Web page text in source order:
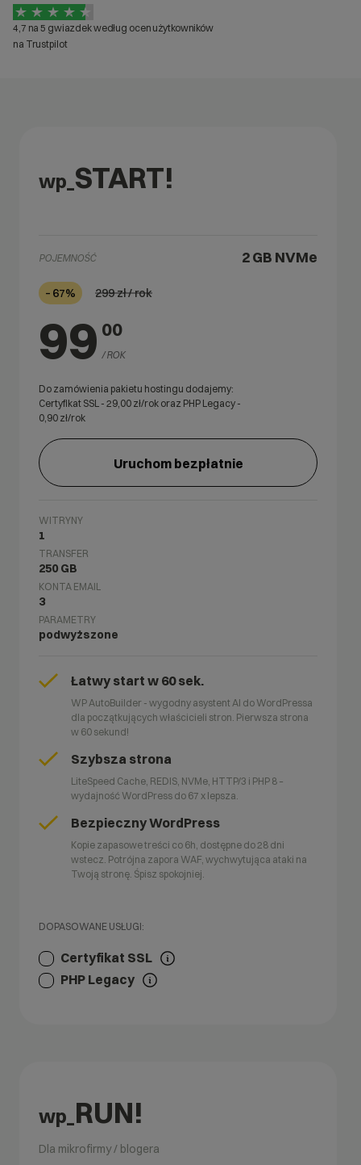
4,7 na 5 gwiazdek według ocen użytkowników
na Trustpilot
wp_ START!
POJEMNOŚĆ 2 GB NVMe
– 67% 299zł / rok
99 00
/ ROK
Do zamówienia pakietu hostingu dodajemy:
Certyfikat SSL - 29,00 zł/rok oraz PHP Legacy -
0,90 zł/rok
Uruchom bezpłatnie
WITRYNY
1
TRANSFER
250 GB
KONTA EMAIL
3
PARAMETRY
podwyższone
Łatwy start w 60 sek.
WP AutoBuilder - wygodny asystent AI do WordPressa
dla początkujących właścicieli stron. Pierwsza strona
w 60 sekund!
Szybsza strona
LiteSpeed Cache, REDIS, NVMe, HTTP/3 i PHP 8 –
wydajność WordPress do 67 x lepsza.
Bezpieczny WordPress
Kopie zapasowe treści co 6h, dostępne do 28 dni
wstecz. Potrójna zapora WAF, wychwytująca ataki na
Twoją stronę. Śpisz spokojniej.
DOPASOWANE USŁUGI:
Certyfikat SSL
PHP Legacy
wp_ RUN!
Dla mikrofirmy / blogera